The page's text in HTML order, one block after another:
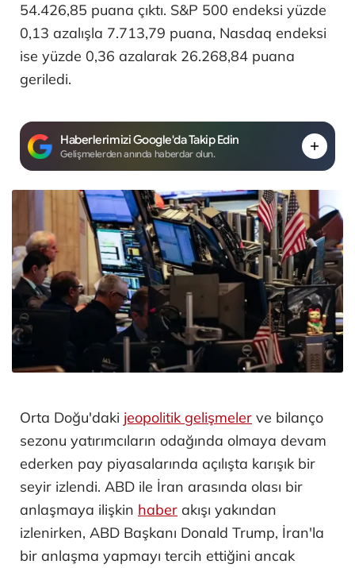
54.426,85 puana çıktı. S&P 500 endeksi yüzde
0,13 azalışla 7.713,79 puana, Nasdaq endeksi
ise yüzde 0,36 azalarak 26.268,84 puana
geriledi.
Haberlerimizi Google'da Takip Edin
Gelişmelerden anında haberdar olun.
Orta Doğu'daki jeopolitik gelişmeler ve bilanço
sezonu yatırımcıların odağında olmaya devam
ederken pay piyasalarında açılışta karışık bir
seyir izlendi. ABD ile İran arasında olası bir
anlaşmaya ilişkin haber akışı yakından
izlenirken, ABD Başkanı Donald Trump, İran'la
bir anlaşma yapmayı tercih ettiğini ancak